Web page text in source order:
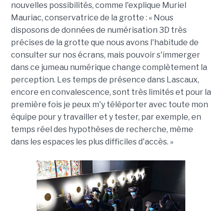
nouvelles possibilités, comme l'explique Muriel
Mauriac, conservatrice de la grotte : « Nous
disposons de données de numérisation 3D très
précises de la grotte que nous avons l'habitude de
consulter sur nos écrans, mais pouvoir s'immerger
dans ce jumeau numérique change complètement la
perception. Les temps de présence dans Lascaux,
encore en convalescence, sont très limités et pour la
première fois je peux m'y téléporter avec toute mon
équipe pour y travailler et y tester, par exemple, en
temps réel des hypothèses de recherche, même
dans les espaces les plus difficiles d'accès. »